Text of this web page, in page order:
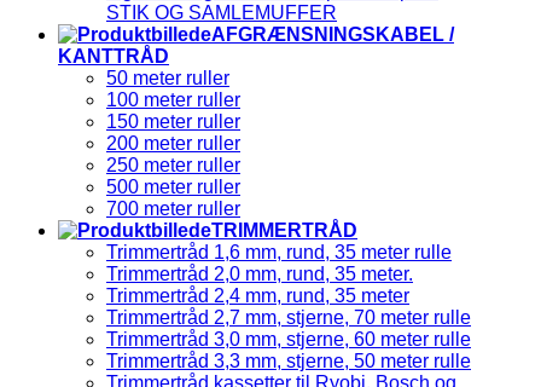
STIK OG SAMLEMUFFER
AFGRÆNSNINGSKABEL /
KANTTRÅD
50 meter ruller
100 meter ruller
150 meter ruller
200 meter ruller
250 meter ruller
500 meter ruller
700 meter ruller
TRIMMERTRÅD
Trimmertråd 1,6 mm, rund, 35 meter rulle
Trimmertråd 2,0 mm, rund, 35 meter.
Trimmertråd 2,4 mm, rund, 35 meter
Trimmertråd 2,7 mm, stjerne, 70 meter rulle
Trimmertråd 3,0 mm, stjerne, 60 meter rulle
Trimmertråd 3,3 mm, stjerne, 50 meter rulle
Trimmertråd kassetter til Ryobi, Bosch og